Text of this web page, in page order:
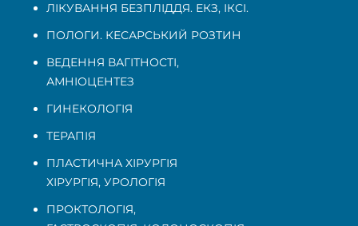
ЛІКУВАННЯ БЕЗПЛІДДЯ. ЕКЗ, ІКСІ.
ПОЛОГИ. КЕСАРСЬКИЙ РОЗТИН
ВЕДЕННЯ ВАГІТНОСТІ,
АМНІОЦЕНТЕЗ
ГИНЕКОЛОГІЯ
ТЕРАПІЯ
ПЛАСТИЧНА ХІРУРГІЯ
ХІРУРГІЯ, УРОЛОГІЯ
ПРОКТОЛОГІЯ,